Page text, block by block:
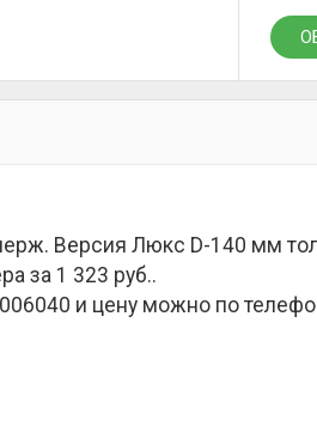
Версия Люкс D-140 мм
за 1 323 руб..
и цену можно по